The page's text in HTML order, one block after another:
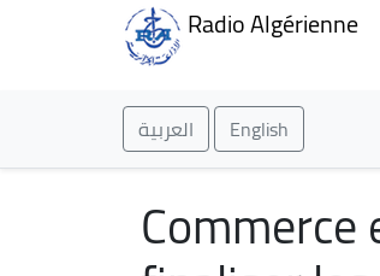
Radio Algérienne
العربية English